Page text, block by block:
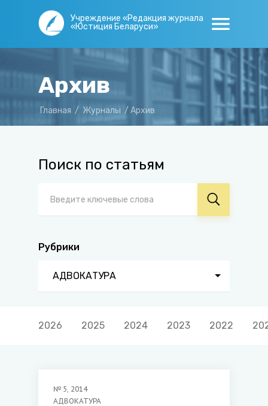
Учреждение «Редакция журнала
«Юстиция Беларуси»
Архив
Главная / Журналы / Архив
Поиск по статьям
Рубрики
АДВОКАТУРА
2026 2025 2024 2023 2022
№ 5, 2014
АДВОКАТУРА